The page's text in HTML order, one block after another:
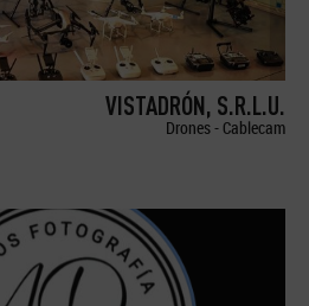
VISTADRÓN, S.R.L.U.
Drones - Cablecam